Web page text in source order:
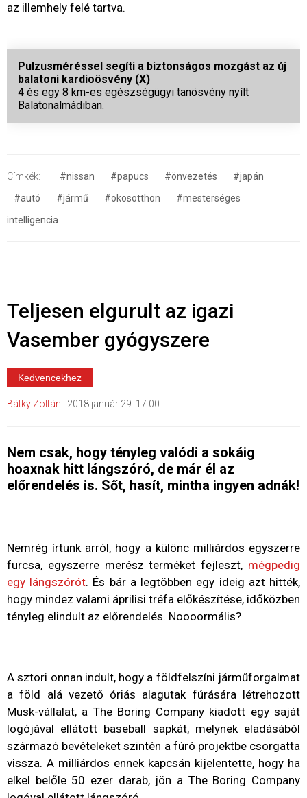
az illemhely felé tartva.
Pulzusméréssel segíti a biztonságos mozgást az új
balatoni kardioösvény (X)
4 és egy 8 km-es egészségügyi tanösvény nyílt
Balatonalmádiban.
Címkék: #nissan #papucs #önvezetés
#japán
#autó
#jármű #okosotthon
#mesterséges
intelligencia
Teljesen elgurult az igazi
Vasember gyógyszere
Kedvencekhez
Bátky Zoltán 2018 január 29. 17:00
Nem csak, hogy tényleg valódi a sokáig
hoaxnak hitt lángszóró, de már él az
előrendelés is. Sőt, hasít, mintha ingyen adnák!
Nemrég írtunk arról, hogy a különc milliárdos egyszerre
furcsa, egyszerre merész terméket fejleszt, mégpedig
egy lángszórót. És bár a legtöbben egy ideig azt hitték,
hogy mindez valami áprilisi tréfa előkészítése, időközben
tényleg elindult az előrendelés. Noooormális?
A sztori onnan indult, hogy a földfelszíni járműforgalmat
a föld alá vezető óriás alagutak fúrására létrehozott
Musk-vállalat, a The Boring Company kiadott egy saját
logójával ellátott baseball sapkát, melynek eladásából
származó bevételeket szintén a fúró projektbe csorgatta
vissza. A milliárdos ennek kapcsán kijelentette, hogy ha
elkel belőle 50 ezer darab, jön a The Boring Company